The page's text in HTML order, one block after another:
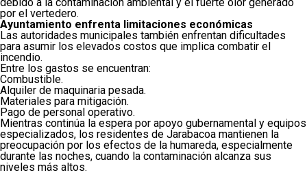
por el vertedero.
Ayuntamiento enfrenta limitaciones económicas
Las autoridades municipales también enfrentan dificultades
para asumir los elevados costos que implica combatir el
incendio.
Entre los gastos se encuentran:
Combustible.
Alquiler de maquinaria pesada.
Materiales para mitigación.
Pago de personal operativo.
Mientras continúa la espera por apoyo gubernamental y equipos
especializados, los residentes de Jarabacoa mantienen la
preocupación por los efectos de la humareda, especialmente
durante las noches, cuando la contaminación alcanza sus
niveles más altos.